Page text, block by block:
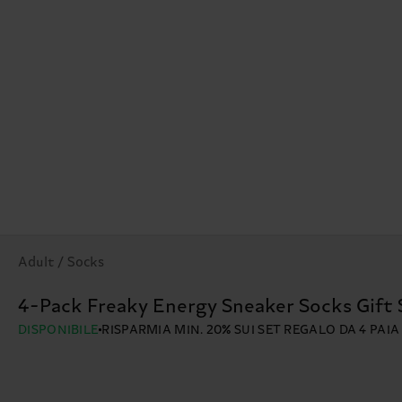
Adult / Socks
4-Pack Freaky Energy Sneaker Socks Gift
DISPONIBILE RISPARMIA MIN. 20% SUI SET REGALO DA 4 PAIA